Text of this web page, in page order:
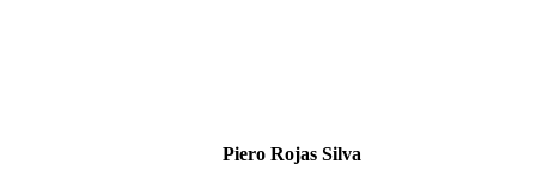
Piero Rojas Silva